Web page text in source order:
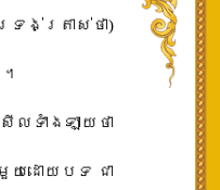
រង់​ត្រាស់​ថា​)
ទាំងឡាយ​ថា​
យ​ដោយបទ​ ជា​